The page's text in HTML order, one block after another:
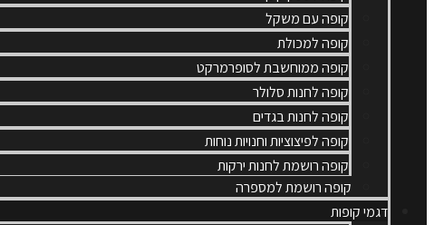
קופה עם משקל
קופה למכולת
קופה ממוחשבת לסופרמרקט
קופה לחנות סלולר
קופה לחנות בגדים
קופה לפיצוציות וחנויות נוחות
קופה רושמת לחנות ירקות
קופה רושמת למספרה
דגמי קופות